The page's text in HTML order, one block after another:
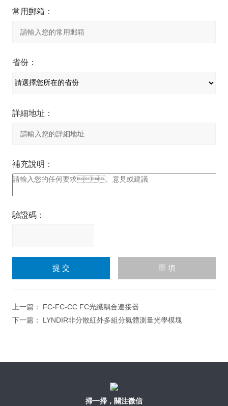
常用郵箱：
省份：
詳細地址：
補充說明：
驗證碼：
=7
上一篇： FC-FC-CC FC光纖耦合連接器
下一篇： LYNDIR非分散紅外多組分氣體測量光學模塊
掃一掃，關注微信